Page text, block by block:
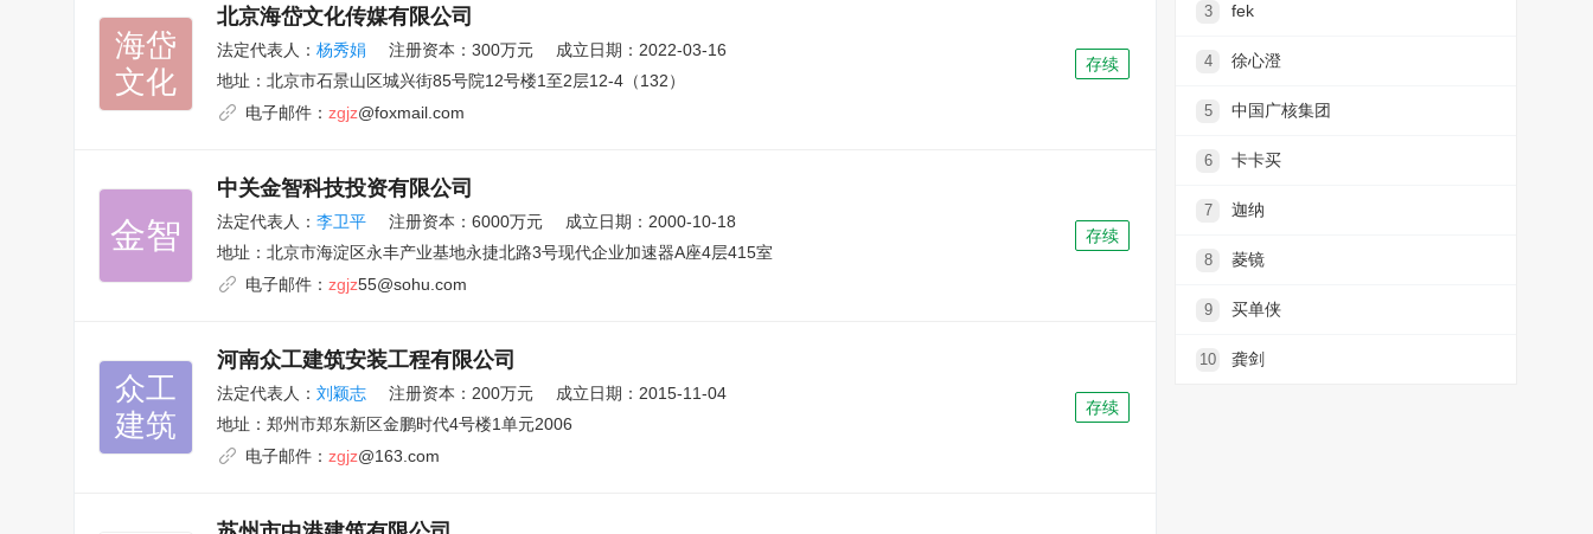
海岱
文化
北京海岱文化传媒有限公司
法定代表人： 杨秀娟 注册资本：300万元
成立日期：2022-03-16
地址： 北京市石景山区城兴街85号院12号楼1至2层12-4（132）
电子邮件： zgjz@foxmail.com
存续
金智
中关金智科技投资有限公司
法定代表人： 李卫平 注册资本：6000万元
成立日期：2000-10-18
地址： 北京市海淀区永丰产业基地永捷北路3号现代企业加速器A座4层415室
电子邮件： zgjz55@sohu.com
存续
众工
建筑
河南众工建筑安装工程有限公司
法定代表人： 刘颖志 注册资本：200万元
成立日期：2015-11-04
地址： 郑州市郑东新区金鹏时代4号楼1单元2006
电子邮件： zgjz@163.com
存续
3 fek
4 徐心澄
5 中国广核集团
6 卡卡买
7 迦纳
8 菱镜
9 买单侠
10 龚剑